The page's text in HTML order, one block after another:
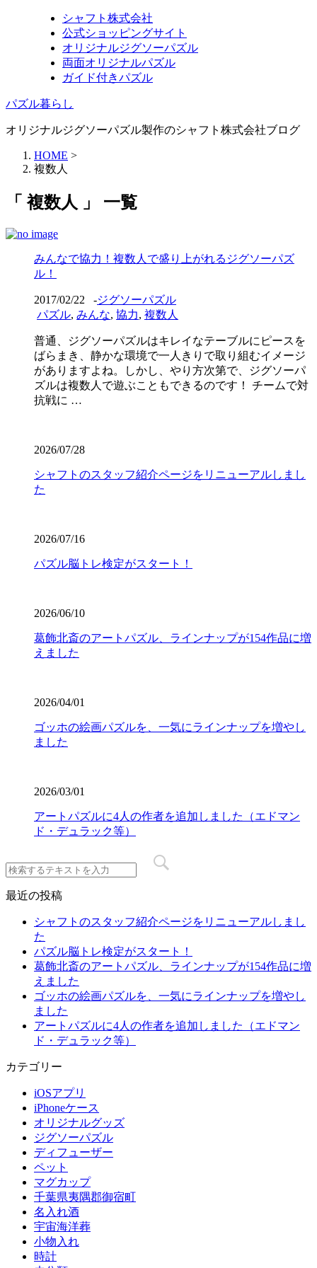
シャフト株式会社
公式ショッピングサイト
オリジナルジグソーパズル
両面オリジナルパズル
ガイド付きパズル
パズル暮らし
オリジナルジグソーパズル製作のシャフト株式会社ブログ
HOME >
複数人
「 複数人 」 一覧
みんなで協力！複数人で盛り上がれるジグソーパズ
ル！
2017/02/22 -ジグソーパズル
パズル, みんな, 協力, 複数人
普通、ジグソーパズルはキレイなテーブルにピースを
ばらまき、静かな環境で一人きりで取り組むイメージ
がありますよね。しかし、やり方次第で、ジグソーパ
ズルは複数人で遊ぶこともできるのです！ チームで対
抗戦に …
2026/07/28
シャフトのスタッフ紹介ページをリニューアルしまし
た
2026/07/16
パズル脳トレ検定がスタート！
2026/06/10
葛飾北斎のアートパズル、ラインナップが154作品に増
えました
2026/04/01
ゴッホの絵画パズルを、一気にラインナップを増やし
ました
2026/03/01
アートパズルに4人の作者を追加しました（エドマン
ド・デュラック等）
最近の投稿
シャフトのスタッフ紹介ページをリニューアルしまし
た
パズル脳トレ検定がスタート！
葛飾北斎のアートパズル、ラインナップが154作品に増
えました
ゴッホの絵画パズルを、一気にラインナップを増やし
ました
アートパズルに4人の作者を追加しました（エドマン
ド・デュラック等）
カテゴリー
iOSアプリ
iPhoneケース
オリジナルグッズ
ジグソーパズル
ディフューザー
ペット
マグカップ
千葉県夷隅郡御宿町
名入れ酒
宇宙海洋葬
小物入れ
時計